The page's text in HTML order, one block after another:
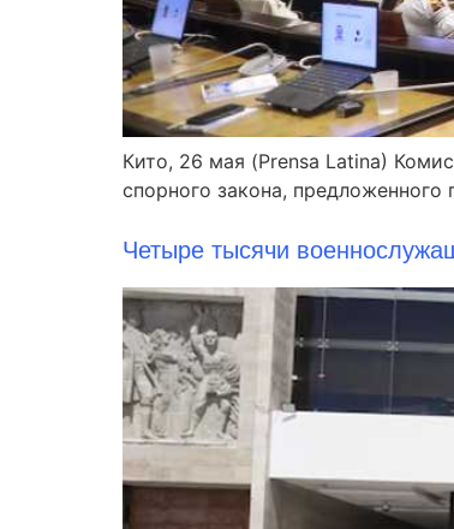
Кито, 26 мая (Prensa Latina)
спорного закона,
Четыре тысячи